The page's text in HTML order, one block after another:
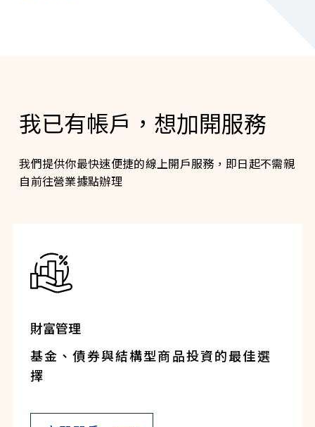
我已有帳戶，想加開服務
我們提供你最快速便捷的線上開戶服務，即日起不需親
自前往營業據點辦理
財富管理
基金、債券與結構型商品投資的最佳選
擇